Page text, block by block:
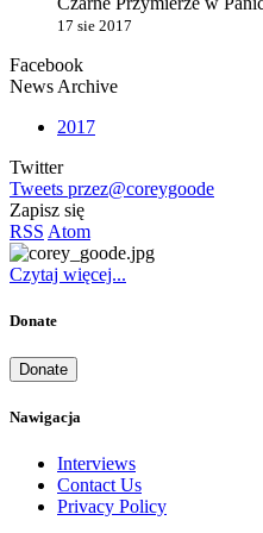
17 sie 2017
Facebook
News Archive
2017
Twitter
Tweets przez@coreygoode
Zapisz się
RSS Atom
Czytaj więcej...
Donate
Donate
Nawigacja
Interviews
Contact Us
Privacy Policy